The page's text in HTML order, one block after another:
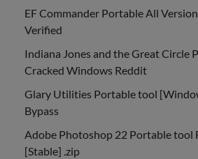
EF Commander Portable All
Verified
Indiana Jones and the Great Circle
Cracked Windows Reddit
Glary Utilities Portable tool
Bypass
Adobe Photoshop 22 Portable tool
[Stable] .zip